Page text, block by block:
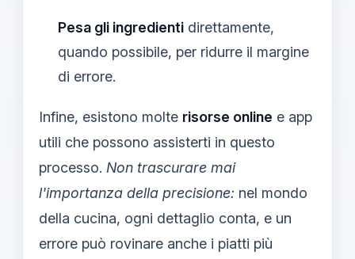
Pesa gli ingredienti direttamente,
quando possibile, per ridurre il margine
di errore.
Infine, esistono molte risorse online e app
utili che possono assisterti in questo
processo. Non trascurare mai
l'importanza della precisione: nel mondo
della cucina, ogni dettaglio conta, e un
errore può rovinare anche i piatti più